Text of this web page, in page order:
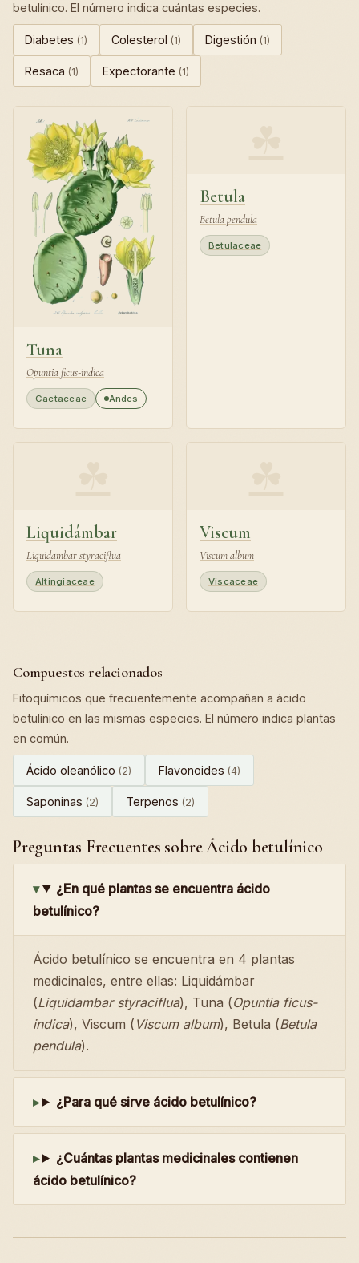
betulínico. El número indica cuántas especies.
Diabetes (1) Colesterol (1) Digestión (1)
Resaca (1) Expectorante (1)
Tuna
Opuntia ficus-indica
Cactaceae Andes
Betula
Betula pendula
Betulaceae
Liquidámbar
Liquidambar styraciflua
Altingiaceae
Viscum
Viscum album
Viscaceae
Compuestos relacionados
Fitoquímicos que frecuentemente acompañan a ácido
betulínico en las mismas especies. El número indica plantas
en común.
Ácido oleanólico (2) Flavonoides (4)
Saponinas (2) Terpenos (2)
Preguntas Frecuentes sobre Ácido betulínico
¿En qué plantas se encuentra ácido
betulínico?
Ácido betulínico se encuentra en 4 plantas
medicinales, entre ellas: Liquidámbar
(Liquidambar styraciflua), Tuna (Opuntia ficus-
indica), Viscum ( Viscum album), Betula (Betula
pendula).
¿Para qué sirve ácido betulínico?
¿Cuántas plantas medicinales contienen
ácido betulínico?